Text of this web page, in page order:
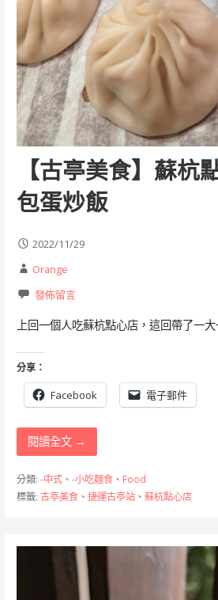
【古亭美食】蘇杭
包蛋炒飯
2022/11/29
Orange
發佈留言
上回一個人吃蘇杭點心店，這回帶了一
分享：
Facebook 電子郵件
閱讀全文 →
分類: -中式、 -小吃麵食、 Food
標籤: 古亭美食、 捷運古亭站、 蘇杭點心店